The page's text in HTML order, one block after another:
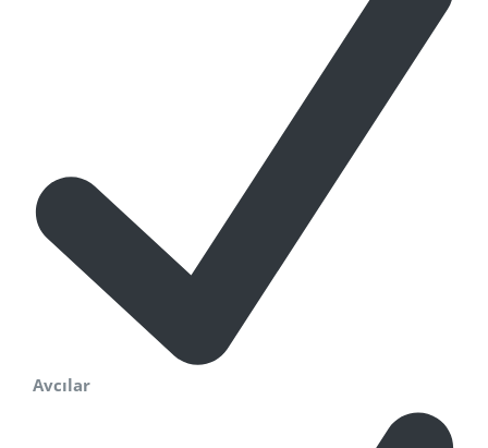
Avcılar